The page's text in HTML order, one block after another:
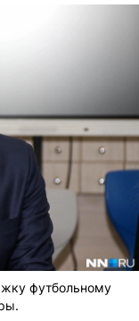
футбольному